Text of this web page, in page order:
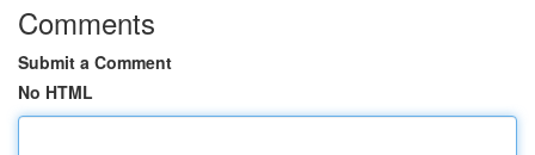
Comments
Submit a Comment
No HTML